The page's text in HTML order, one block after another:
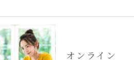
オンライン